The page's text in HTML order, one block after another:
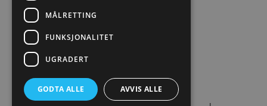
MÅLRETTING
FUNKSJONALITET
UGRADERT
GODTA ALLE AVVIS ALLE